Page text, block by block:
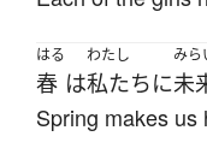
はる
春 は
わたし
私たちに
みら
未
Spring makes us